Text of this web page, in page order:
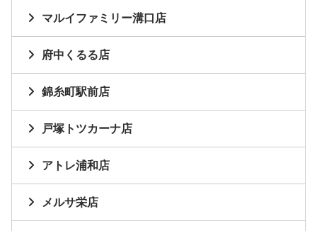
マルイファミリー溝口店
府中くるる店
錦糸町駅前店
戸塚トツカーナ店
アトレ浦和店
メルサ栄店